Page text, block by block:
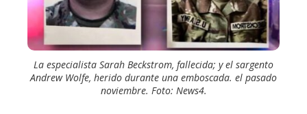
La especialista Sarah Beckstrom, fallecida; y el sargento
Andrew Wolfe, herido durante una emboscada. el pasado
noviembre. Foto: News4.